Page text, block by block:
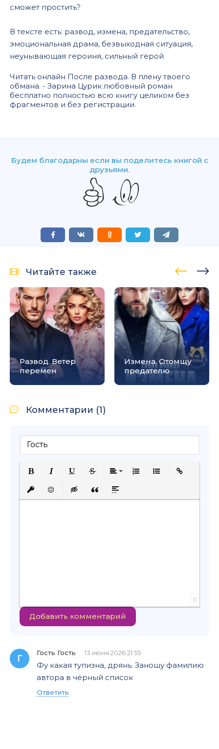
сможет простить?
В тексте есть: развод, измена, предательство,
эмоциональная драма, безвыходная ситуация,
неунывающая героиня, сильный герой
Читать онлайн После развода. В плену твоего
обмана. - Зарина Цурик любовный роман
бесплатно полностью всю книгу целиком без
фрагментов и без регистрации.
Будем благодарны если вы поделитесь книгой с
друзьями.
Читайте также
Развод. Ветер
перемен
Измена. Отомщу
предателю
Комментарии (1)
Подчеркнутый
Вставить защищенную ссылку
Вставить смайлик
Вставка скрытого текста
Вставка цитаты
Вставка спойлера
0
Добавить комментарий
Г
Гость Гость 13 июня 2026 21:55
Фу какая тупизна, дрянь. Заношу фамилию
автора в чёрный список
Ответить